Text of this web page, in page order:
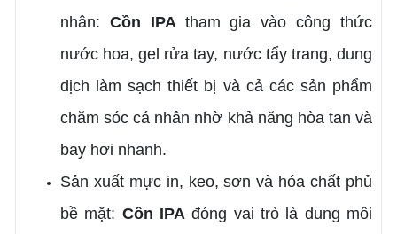
nhân: Cồn IPA tham gia vào công thức
nước hoa, gel rửa tay, nước tẩy trang, dung
dịch làm sạch thiết bị và cả các sản phẩm
chăm sóc cá nhân nhờ khả năng hòa tan và
bay hơi nhanh.
Sản xuất mực in, keo, sơn và hóa chất phủ
bề mặt: Cồn IPAđóng vai trò là dung môi